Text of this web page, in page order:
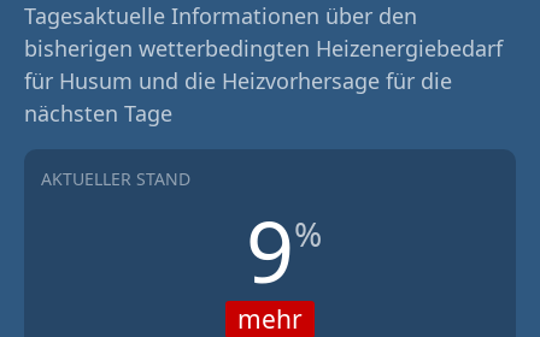
Tagesaktuelle Informationen über den
bisherigen wetterbedingten Heizenergiebedarf
für Husum und die Heizvorhersage für die
nächsten Tage
AKTUELLER STAND
9%
mehr